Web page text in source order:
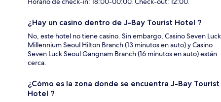
¿Hay un casino dentro de J-Bay Tourist Hotel ?
No, este hotel no tiene casino. Sin embargo, Casino Seven Luck
Millennium Seoul Hilton Branch (13 minutos en auto) y Casino
Seven Luck Seoul Gangnam Branch (16 minutos en auto) están
cerca.
¿Cómo es la zona donde se encuentra J-Bay Tourist
Hotel ?